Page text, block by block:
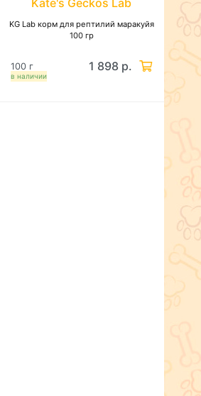
Kate's Geckos Lab
KG Lab корм для рептилий маракуйя
100 гр
в наличии
100 г 1 898 р.